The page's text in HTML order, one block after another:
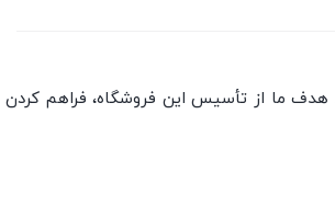
هدف ما از تأسیس این فروشگاه، فراهم کردن